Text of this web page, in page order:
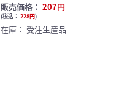
販売価格： 207円
(税込： 228円)
在庫： 受注生産品